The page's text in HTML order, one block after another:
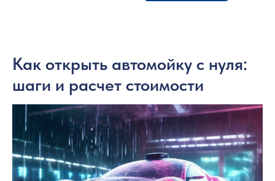
Как открыть автомойку с нуля:
шаги и расчет стоимости